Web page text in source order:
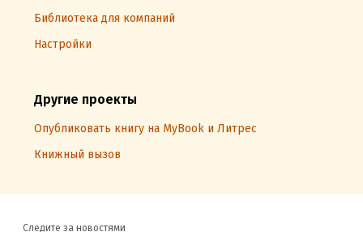
Библиотека для компаний
Настройки
Другие проекты
Опубликовать книгу на MyBook и Литрес
Книжный вызов
Следите за новостями